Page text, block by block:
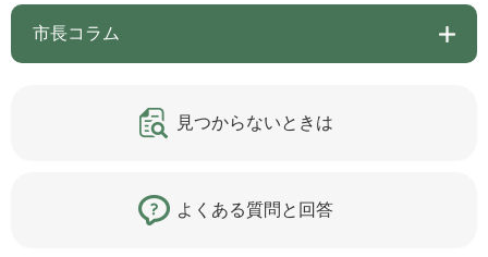
市長コラム
見つからないときは
よくある質問と回答